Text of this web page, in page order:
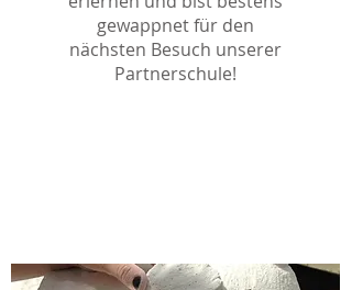
gewappnet für den
nächsten Besuch unserer
Partnerschule!